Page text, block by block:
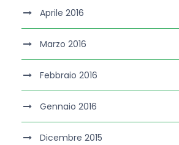
Aprile 2016
Marzo 2016
Febbraio 2016
Gennaio 2016
Dicembre 2015